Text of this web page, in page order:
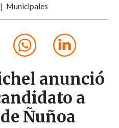
Municipales
anunció
a
Ñuñoa